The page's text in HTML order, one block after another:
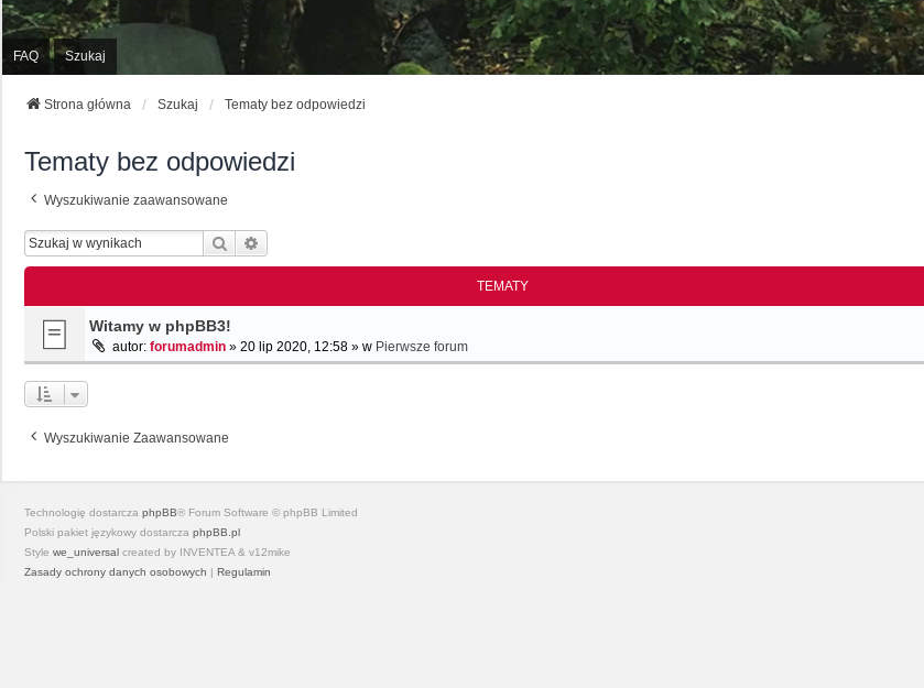
FAQ Szukaj
Strona główna Szukaj Tematy bez odpowiedzi
Tematy bez odpowiedzi
Wyszukiwanie zaawansowane
Szukaj
TEMATY
Witamy w phpBB3!
autor: forumadmin » 20 lip 2020, 12:58 » w Pierwsze forum
Wyszukiwanie Zaawansowane
Technologię dostarcza phpBB® Forum Software © phpBB Limited
Polski pakiet językowy dostarcza phpBB.pl
Style we_universal created by INVENTEA & v12mike
Zasady ochrony danych osobowych | Regulamin